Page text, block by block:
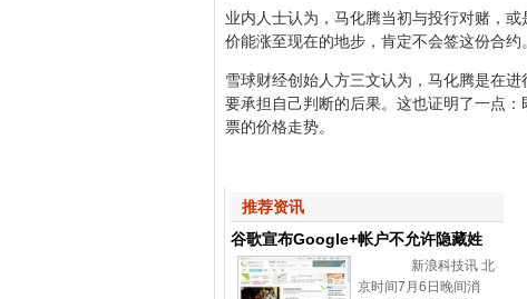
业内人士认为，马化腾当初与投行对赌，
价能涨至现在的地步，肯定不会签这份合约。
雪球财经创始人方三文认为，马化腾是在
要承担自己判断的后果。这也证明了一点
票的价格走势。
推荐资讯
谷歌宣布Google+帐户不允许隐藏姓
名和性别
新浪科技讯 北
京时间7月6日晚间消